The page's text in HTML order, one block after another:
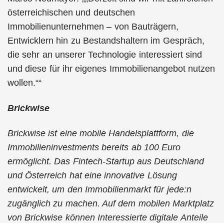
österreichischen und deutschen
Immobilienunternehmen – von Bauträgern,
Entwicklern hin zu Bestandshaltern im Gespräch,
die sehr an unserer Technologie interessiert sind
und diese für ihr eigenes Immobilienangebot nutzen
wollen. “
Brickwise
Brickwise ist eine mobile Handelsplattform, die
Immobilieninvestments bereits ab 100 Euro
ermöglicht. Das Fintech-Startup aus Deutschland
und Österreich hat eine innovative Lösung
entwickelt, um den Immobilienmarkt für jede:n
zugänglich zu machen. Auf dem mobilen Marktplatz
von Brickwise können Interessierte digitale Anteile